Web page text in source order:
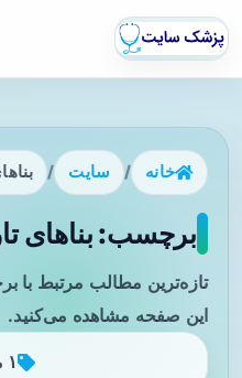
خانه / سایت /
برچسب: بناهای
تازه‌ترین مطالب مرتبط با
این صفحه مشاهده می‌کنید.
۱ مطلب